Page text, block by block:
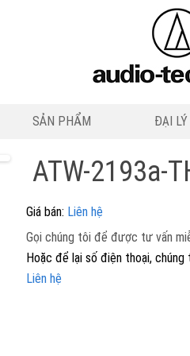
SẢN PHẨM ĐẠI LÝ
ATW-2193a-
Giá bán: Liên hệ
Gọi chúng tôi để được tư vấn
Hoặc để lại số điện thoại,
Liên hệ